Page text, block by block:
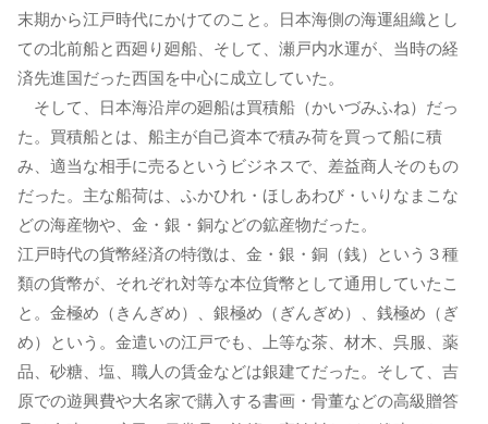
末期から江戸時代にかけてのこと。日本海側の海運組織とし
ての北前船と西廻り廻船、そして、瀬戸内水運が、当時の経
済先進国だった西国を中心に成立していた。
そして、日本海沿岸の廻船は買積船（かいづみふね）だっ
た。買積船とは、船主が自己資本で積み荷を買って船に積
み、適当な相手に売るというビジネスで、差益商人そのもの
だった。主な船荷は、ふかひれ・ほしあわび・いりなまこな
どの海産物や、金・銀・銅などの鉱産物だった。
江戸時代の貨幣経済の特徴は、金・銀・銅（銭）という３種
類の貨幣が、それぞれ対等な本位貨幣として通用していたこ
と。金極め（きんぎめ）、銀極め（ぎんぎめ）、銭極め（ぎ
め）という。金遣いの江戸でも、上等な茶、材木、呉服、薬
品、砂糖、塩、職人の賃金などは銀建てだった。そして、吉
原での遊興費や大名家で購入する書画・骨董などの高級贈答